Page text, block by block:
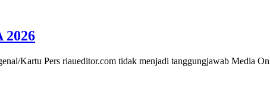
Kartu Pers riaueditor.com tidak menjadi tanggungjawab Media